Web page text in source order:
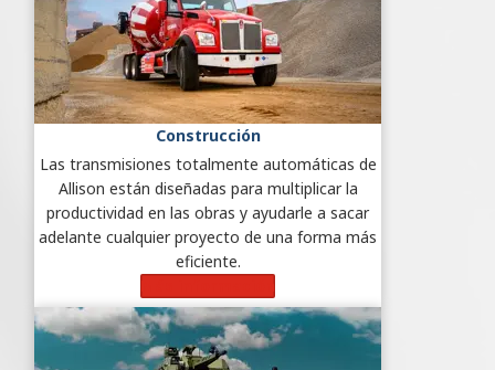
Construcción
Las transmisiones totalmente automáticas de
Allison están diseñadas para multiplicar la
productividad en las obras y ayudarle a sacar
adelante cualquier proyecto de una forma más
eficiente.